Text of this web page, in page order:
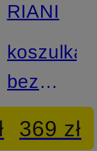
RIANI
koszulka
bez
rękawów
369 zł